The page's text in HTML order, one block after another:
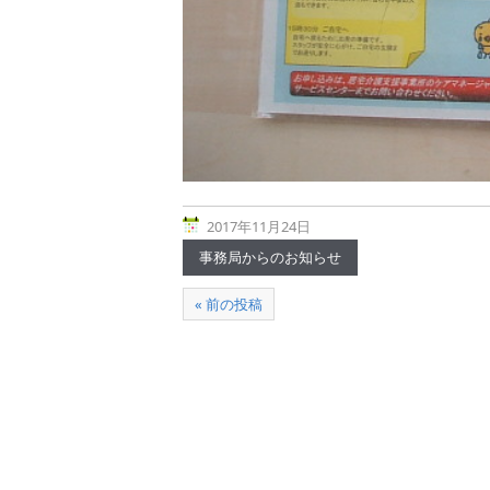
2017年11月24日
事務局からのお知らせ
« 前の投稿